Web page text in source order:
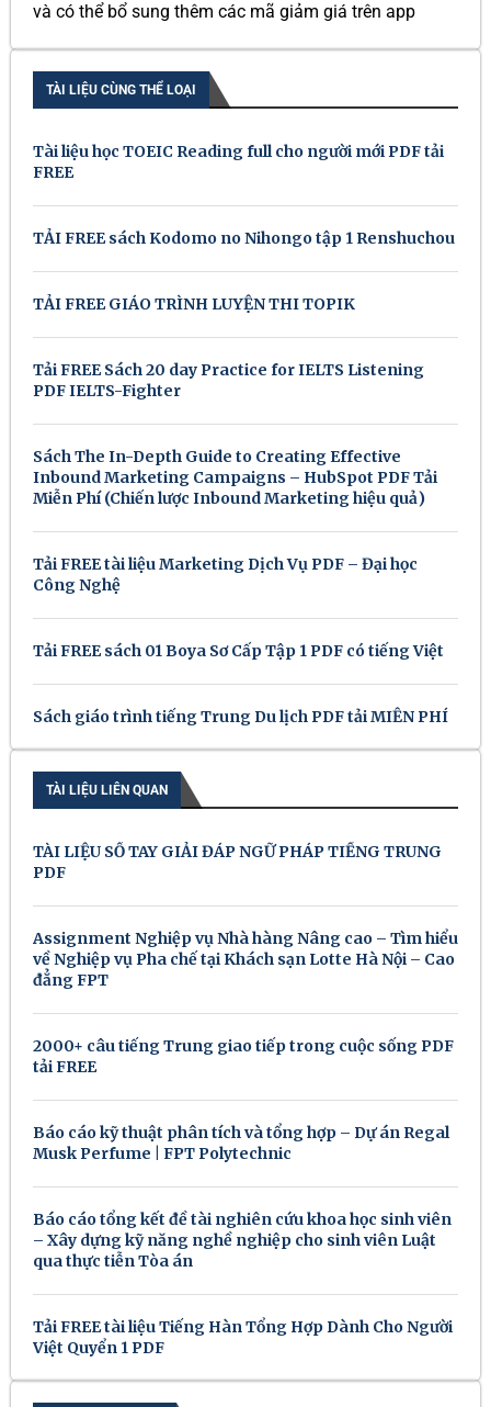
và có thể bổ sung thêm các mã giảm giá trên app
TÀI LIỆU CÙNG THỂ LOẠI
Tài liệu học TOEIC Reading full cho người mới PDF tải
FREE
TẢI FREE sách Kodomo no Nihongo tập 1 Renshuchou
TẢI FREE GIÁO TRÌNH LUYỆN THI TOPIK
Tải FREE Sách 20 day Practice for IELTS Listening
PDF IELTS-Fighter
Sách The In-Depth Guide to Creating Effective
Inbound Marketing Campaigns – HubSpot PDF Tải
Miễn Phí (Chiến lược Inbound Marketing hiệu quả)
Tải FREE tài liệu Marketing Dịch Vụ PDF – Đại học
Công Nghệ
Tải FREE sách 01 Boya Sơ Cấp Tập 1 PDF có tiếng Việt
Sách giáo trình tiếng Trung Du lịch PDF tải MIỄN PHÍ
TÀI LIỆU LIÊN QUAN
TÀI LIỆU SỔ TAY GIẢI ĐÁP NGỮ PHÁP TIẾNG TRUNG
PDF
Assignment Nghiệp vụ Nhà hàng Nâng cao – Tìm hiểu
về Nghiệp vụ Pha chế tại Khách sạn Lotte Hà Nội – Cao
đẳng FPT
2000+ câu tiếng Trung giao tiếp trong cuộc sống PDF
tải FREE
Báo cáo kỹ thuật phân tích và tổng hợp – Dự án Regal
Musk Perfume | FPT Polytechnic
Báo cáo tổng kết đề tài nghiên cứu khoa học sinh viên
– Xây dựng kỹ năng nghề nghiệp cho sinh viên Luật
qua thực tiễn Tòa án
Tải FREE tài liệu Tiếng Hàn Tổng Hợp Dành Cho Người
Việt Quyển 1 PDF